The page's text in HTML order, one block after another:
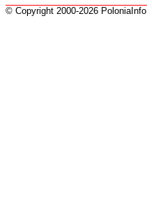
© Copyright 2000-2026 PoloniaInfo